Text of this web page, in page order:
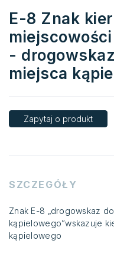
E-8 Znak
-
miejsca
Zapytaj o produkt
SZCZEGÓŁY
Znak E-8 „drogowskaz
kąpielowego”wskazuje
kąpielowego